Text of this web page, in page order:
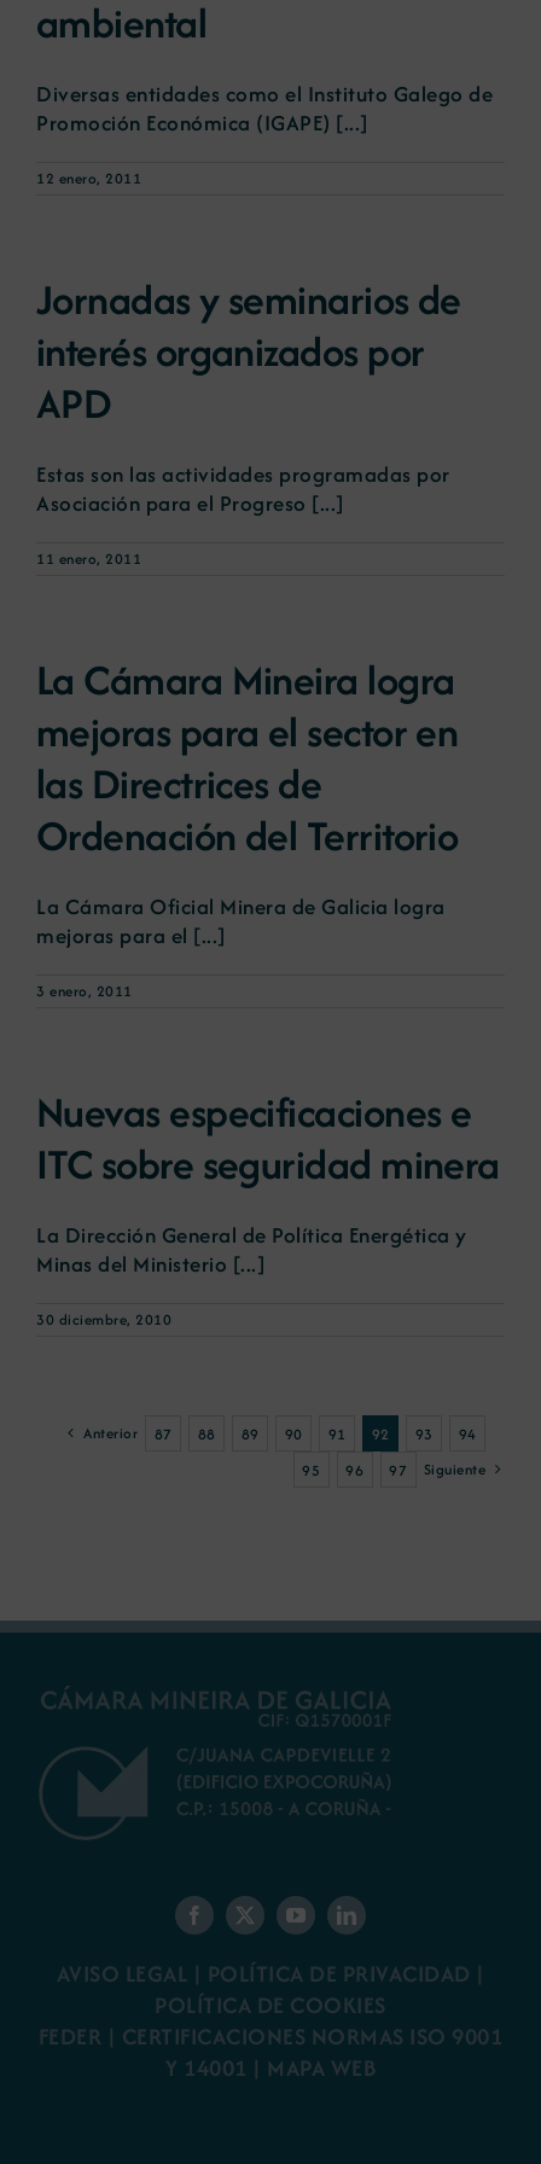
ambiental
Diversas entidades como el Instituto Galego de
Promoción Económica (IGAPE) [...]
12 enero, 2011
Jornadas y seminarios de
interés organizados por
APD
Estas son las actividades programadas por
Asociación para el Progreso [...]
11 enero, 2011
La Cámara Mineira logra
mejoras para el sector en
las Directrices de
Ordenación del Territorio
La Cámara Oficial Minera de Galicia logra
mejoras para el [...]
3 enero, 2011
Nuevas especificaciones e
ITC sobre seguridad minera
La Dirección General de Política Energética y
Minas del Ministerio [...]
30 diciembre, 2010
Anterior 87 88 89 90 91 92 93
94
95
96 97 Siguiente
AVISO LEGAL | POLÍTICA DE PRIVACIDAD |
POLÍTICA DE COOKIES
FEDER | CERTIFICACIONES NORMAS ISO 9001
Y 14001 | MAPA WEB